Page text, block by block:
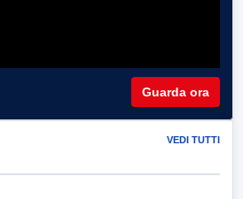
Guarda ora
VEDI TUTTI